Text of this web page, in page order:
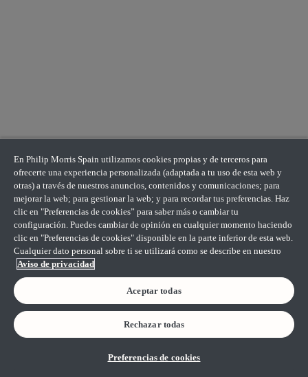
En Philip Morris Spain utilizamos cookies propias y de terceros para
ofrecerte una experiencia personalizada (adaptada a tu uso de esta web y
otras) a través de nuestros anuncios, contenidos y comunicaciones; para
mejorar la web; para gestionar la web; y para recordar tus preferencias. Haz
clic en "Preferencias de cookies” para saber más o cambiar tu
configuración. Puedes cambiar de opinión en cualquier momento haciendo
clic en "Preferencias de cookies" disponible en la parte inferior de esta web.
Cualquier dato personal sobre ti se utilizará como se describe en nuestro
Aviso de privacidad
Aceptar todas
Rechazar todas
Preferencias de cookies